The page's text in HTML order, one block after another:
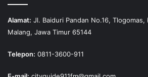
Alamat: Jl. Baiduri Pandan No.16,
Malang, Jawa Timur 65144
Telepon: 0811-3600-911